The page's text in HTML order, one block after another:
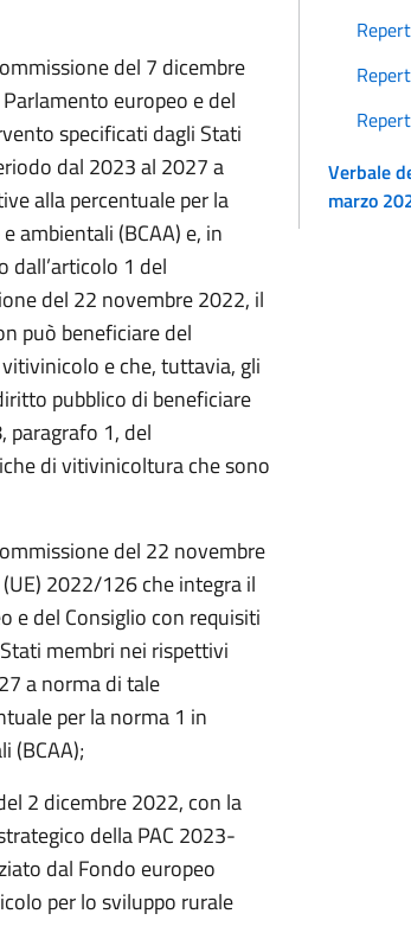
del 7 dicembre
europeo e del
specificati dagli Stati
dal 2023 al 2027 a
alla percentuale per la
ambientali (BCAA) e, in
dall’articolo 1 del
del 22 novembre 2022, il
può beneficiare del
e che, tuttavia, gli
pubblico di beneficiare
paragrafo 1, del
di vitivinicoltura che sono
del 22 novembre
2022/126 che integra il
e del Consiglio con requisiti
membri nei rispettivi
a norma di tale
per la norma 1 in
(BCAA);
2 dicembre 2022, con la
della PAC 2023-
dal Fondo europeo
per lo sviluppo rurale
Verbale
marzo